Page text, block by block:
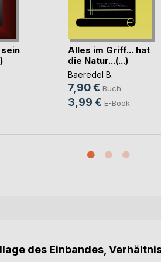
Alles im Griff... hat
die Natur...(...)
Baeredel B.
7,90 € Buch
3,99 € E-Book
des Einbandes,